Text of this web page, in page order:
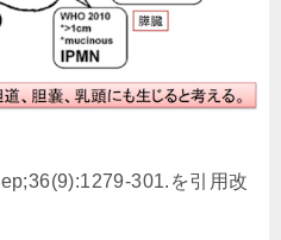
301.を引用改